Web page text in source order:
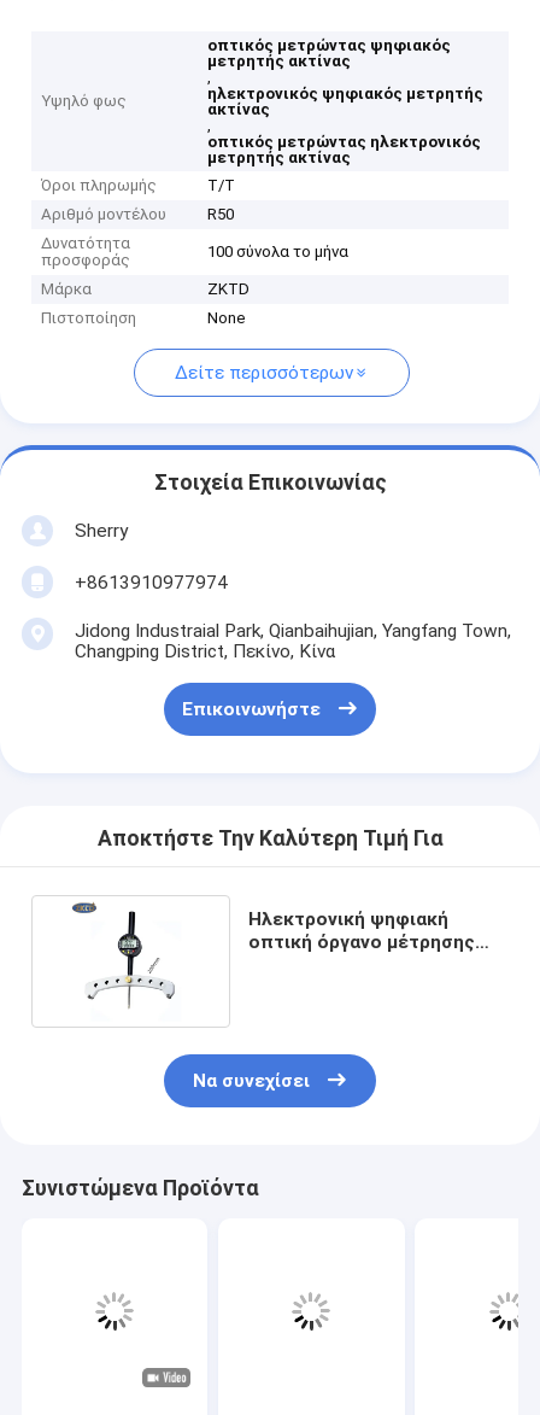
Υψηλό φως
οπτικός μετρώντας ψηφιακός
μετρητής ακτίνας
,
ηλεκτρονικός ψηφιακός μετρητής
ακτίνας
,
οπτικός μετρώντας ηλεκτρονικός
μετρητής ακτίνας
Όροι πληρωμής
T/T
Αριθμό μοντέλου
R50
Δυνατότητα
προσφοράς
100 σύνολα το μήνα
Μάρκα
ZKTD
Πιστοποίηση
None
Δείτε περισσότερων
Στοιχεία Επικοινωνίας
Sherry
+8613910977974
Jidong Industraial Park, Qianbaihujian, Yangfang Town,
Changping District, Πεκίνο, Κίνα
Επικοινωνήστε
Αποκτήστε Την Καλύτερη Τιμή Για
Ηλεκτρονική ψηφιακή
οπτική όργανο μέτρησης
Να συνεχίσει
Συνιστώμενα Προϊόντα